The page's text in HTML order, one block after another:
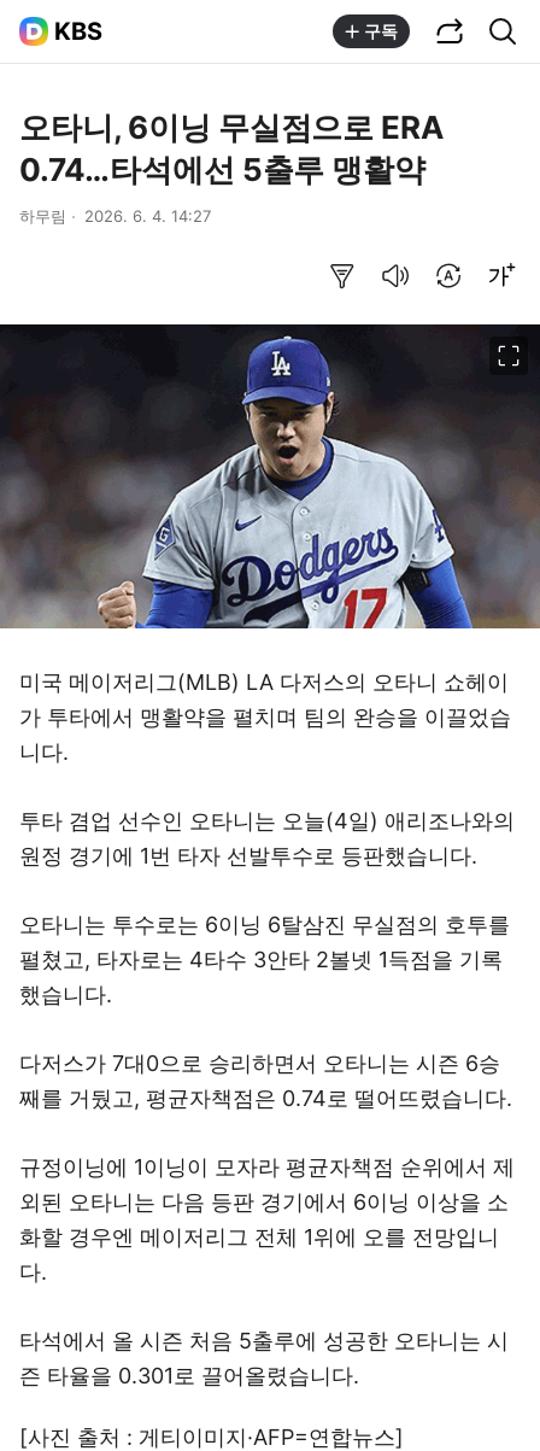
KBS 구독
오타니, 6이닝 무실점으로 ERA
0.74…타석에선 5출루 맹활약
하무림 2026. 6. 4. 14:27
미국 메이저리그(MLB) LA 다저스의 오타니 쇼헤이
가 투타에서 맹활약을 펼치며 팀의 완승을 이끌었습
니다.
투타 겸업 선수인 오타니는 오늘(4일) 애리조나와의
원정 경기에 1번 타자 선발투수로 등판했습니다.
오타니는 투수로는 6이닝 6탈삼진 무실점의 호투를
펼쳤고, 타자로는 4타수 3안타 2볼넷 1득점을 기록
했습니다.
다저스가 7대0으로 승리하면서 오타니는 시즌 6승
째를 거뒀고, 평균자책점은 0.74로 떨어뜨렸습니다.
규정이닝에 1이닝이 모자라 평균자책점 순위에서 제
외된 오타니는 다음 등판 경기에서 6이닝 이상을 소
화할 경우엔 메이저리그 전체 1위에 오를 전망입니
다.
타석에서 올 시즌 처음 5출루에 성공한 오타니는 시
즌 타율을 0.301로 끌어올렸습니다.
[사진 출처 : 게티이미지·AFP=연합뉴스]